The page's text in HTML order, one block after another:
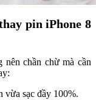
pin iPhone 8
nên chần chừ mà cần
vừa sạc đầy 100%.